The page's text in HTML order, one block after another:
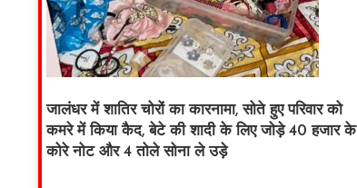
जालंधर में शातिर चोरों का कारनामा, सोते हुए परिवार को
कमरे में किया कैद, बेटे की शादी के लिए जोड़े 40 हजार के
कोरे नोट और 4 तोले सोना ले उड़े